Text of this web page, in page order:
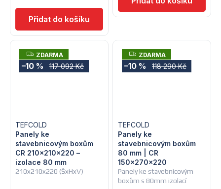
Z
D
A
R
ZDARMA
117 092 Kč
–10 %
210x210x220 (ŠxHxV)
Panely ke
stavebnicovým boxům
CR 210x210x220 –
izolace 80 mm
TEFCOLD
Z
D
A
R
ZDARMA
118 290 Kč
–10 %
Panely ke stavebnicovým
boxům s 80mm izolací
Panely ke
stavebnicovým boxům
80 mm | CR
150x270x220
TEFCOLD